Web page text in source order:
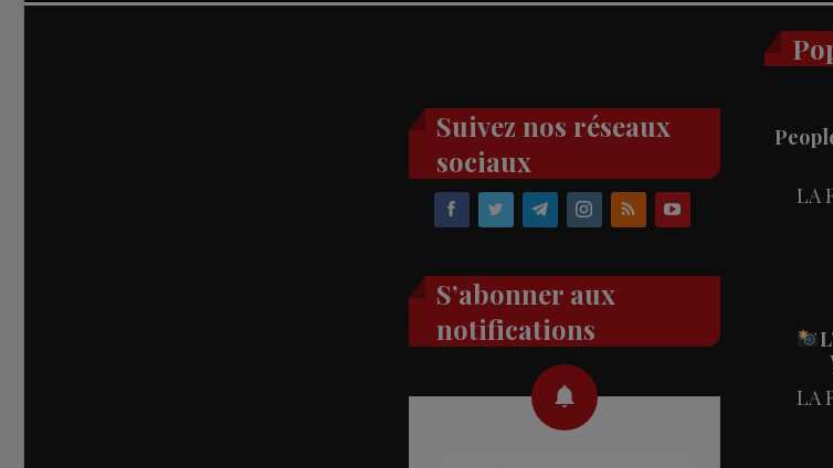
Suivez nos réseaux
sociaux
S’abonner aux
notifications